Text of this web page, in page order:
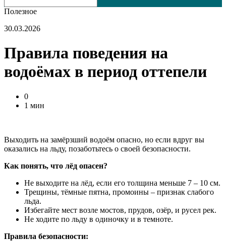
Полезное
30.03.2026
Правила поведения на
водоёмах в период оттепели
0
1 мин
Выходить на замёрзший водоём опасно, но если вдруг вы
оказались на льду, позаботьтесь о своей безопасности.
Как понять, что лёд опасен?
Не выходите на лёд, если его толщина меньше 7 – 10 см.
Трещины, тёмные пятна, промоины – признак слабого
льда.
Избегайте мест возле мостов, прудов, озёр, и русел рек.
Не ходите по льду в одиночку и в темноте.
Правила безопасности: